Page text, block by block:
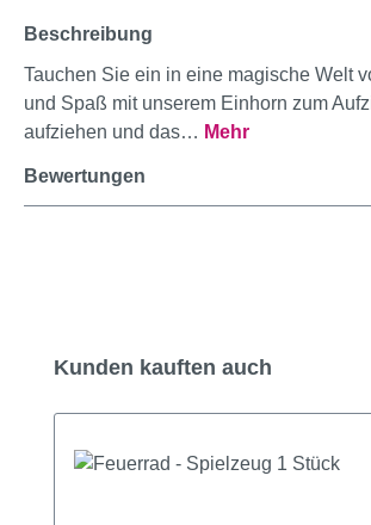
Beschreibung
Tauchen Sie ein in eine magische Welt
und Spaß mit unserem Einhorn zum
aufziehen und das… Mehr
Bewertungen
Produktgalerie überspringen
Kunden kauften auch